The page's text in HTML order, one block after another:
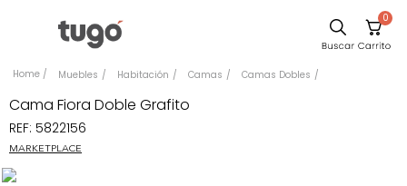
0
Muebles Habitación Camas Camas Dobles
Cama Fiora Doble Grafito
REF: 5822156
MARKETPLACE
Comedor
Escritorio
Sillas